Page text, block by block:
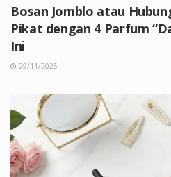
Bosan Jomblo atau
Pikat dengan 4 Parfum
Ini
29/11/2025